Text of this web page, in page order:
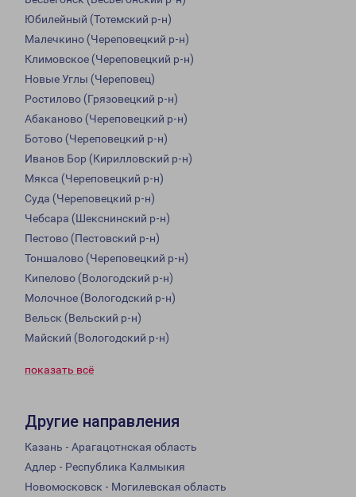
Юбилейный (Тотемский р-н)
Малечкино (Череповецкий р-н)
Климовское (Череповецкий р-н)
Новые Углы (Череповец)
Ростилово (Грязовецкий р-н)
Абаканово (Череповецкий р-н)
Ботово (Череповецкий р-н)
Иванов Бор (Кирилловский р-н)
Мякса (Череповецкий р-н)
Суда (Череповецкий р-н)
Чебсара (Шекснинский р-н)
Пестово (Пестовский р-н)
Тоншалово (Череповецкий р-н)
Кипелово (Вологодский р-н)
Молочное (Вологодский р-н)
Вельск (Вельский р-н)
Майский (Вологодский р-н)
показать всё
Другие направления
Казань - Арагацотнская область
Адлер - Республика Калмыкия
Новомосковск - Могилевская область